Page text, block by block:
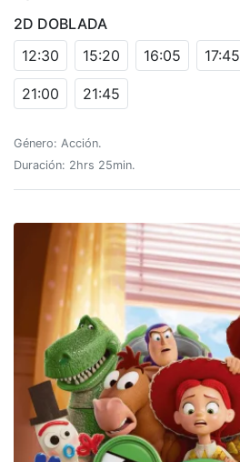
2D DOBLADA
12:30
15:20 16:05 17:45
21:00 21:45
Género: Acción.
Duración: 2hrs 25min.